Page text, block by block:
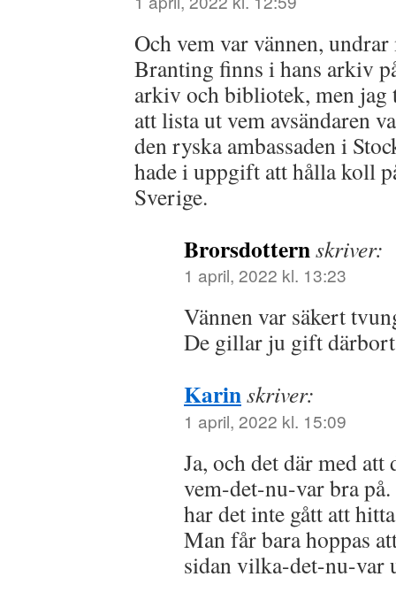
Och vem var vännen,
Branting finns i hans arkiv
arkiv och bibliotek, men jag
att lista ut vem avsändaren
den ryska ambassaden i
hade i uppgift att hålla koll
Sverige.
Brorsdotternskriver:
1 april, 2022 kl. 13:23
Vännen var säkert
De gillar ju gift
Karinskriver:
1 april, 2022 kl. 15:09
Ja, och det där med
vem-det-nu-var bra
har det inte gått att
Man får bara hoppas
sidan vilka-det-nu-var